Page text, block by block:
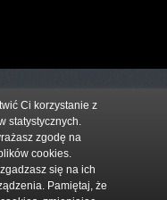
Ci korzystanie z
statystycznych.
zgodę na
cookies.
się na ich
Pamiętaj, że